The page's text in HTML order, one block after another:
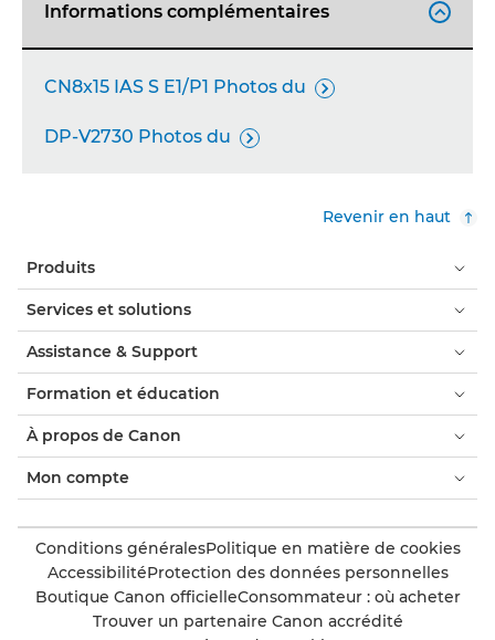
Informations complémentaires 
CN8x15 IAS S E1/P1 Photos du 
DP-V2730 Photos du 
Revenir en haut
Produits
Services et solutions
Assistance & Support
Formation et éducation
À propos de Canon
Mon compte
Conditions généralesPolitique en matière de cookies
AccessibilitéProtection des données personnelles
Boutique Canon officielleConsommateur : où acheter
Trouver un partenaire Canon accrédité